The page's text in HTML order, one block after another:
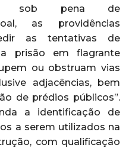
sob pena de
as providências
as tentativas de
a prisão em flagrante
ou obstruam vias
adjacências, bem
de prédios públicos”.
a identificação de
a serem utilizados na
com qualificação